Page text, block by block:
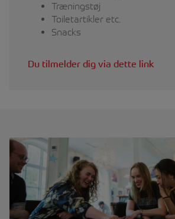
Træningstøj
Toiletartikler etc.
Snacks
Du tilmelder dig via dette link